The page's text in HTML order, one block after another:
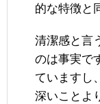
的な特徴と
清潔感と言
のは事実で
ていますし
深いことよ